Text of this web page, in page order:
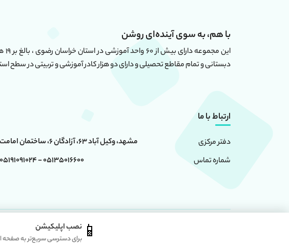
با هم، به سوی آینده‌ای روشن
دبستانی و تمام مقاطع تحصیلی و دارای دو هزار کادر آموزشی و تربیتی در سطح
ارتباط با ما
دفتر مرکزی
مشهد، وکیل آباد 63، آزادگان 6، ساختمان امامت
شماره تماس
05135016600 - 05191091024
استفاده از محتوا سایت ، فقط برای مقاصد غیر تجاری و با ذکر منبع بلامانع است.
📱 نصب اپلیکیشن
برای دسترسی سریع‌تر به صفحه